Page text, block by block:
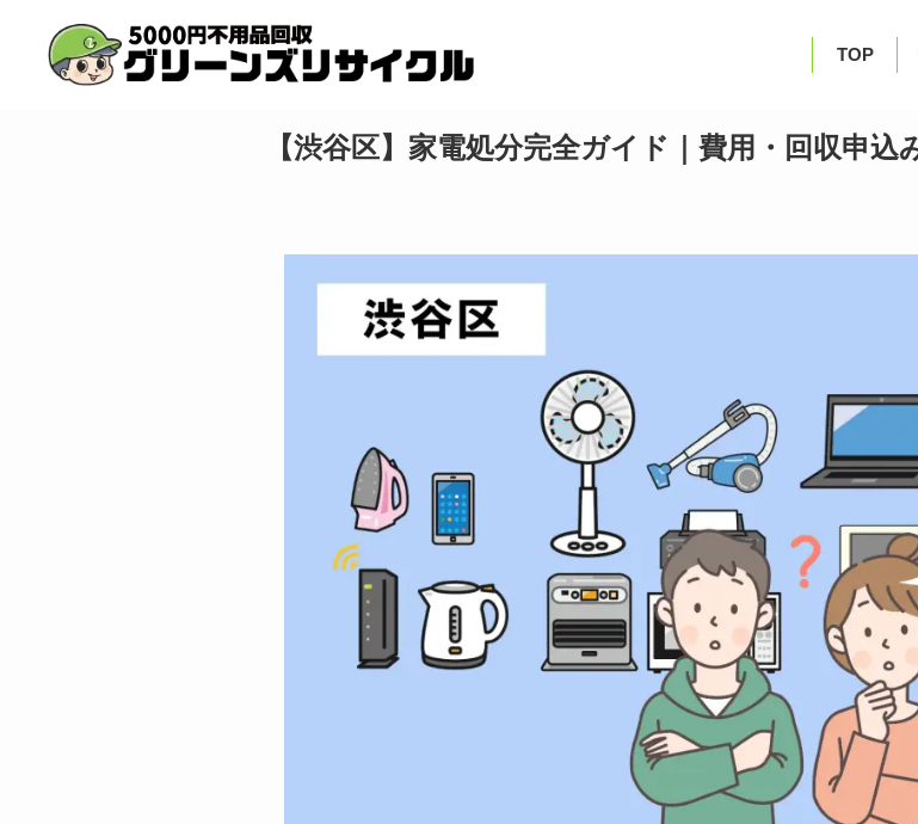
TOP
【渋谷区】家電処分完全ガイド｜費用・回収申込